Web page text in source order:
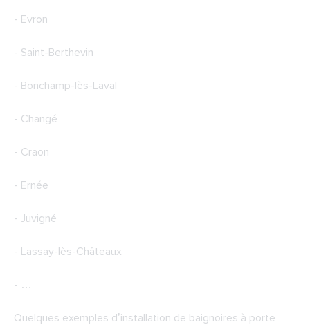
- Evron
- Saint-Berthevin
- Bonchamp-lès-Laval
- Changé
- Craon
- Ernée
- Juvigné
- Lassay-lès-Châteaux
- …
Quelques exemples d’installation de baignoires à porte